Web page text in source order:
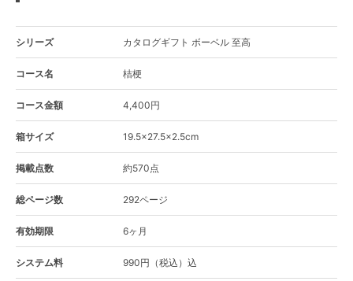
シリーズ カタログギフト ボーベル 至高
コース名 桔梗
コース金額 4,400円
箱サイズ 19.5×27.5×2.5cm
掲載点数 約570点
総ページ数 292ページ
有効期限 6ヶ月
システム料 990円（税込）込